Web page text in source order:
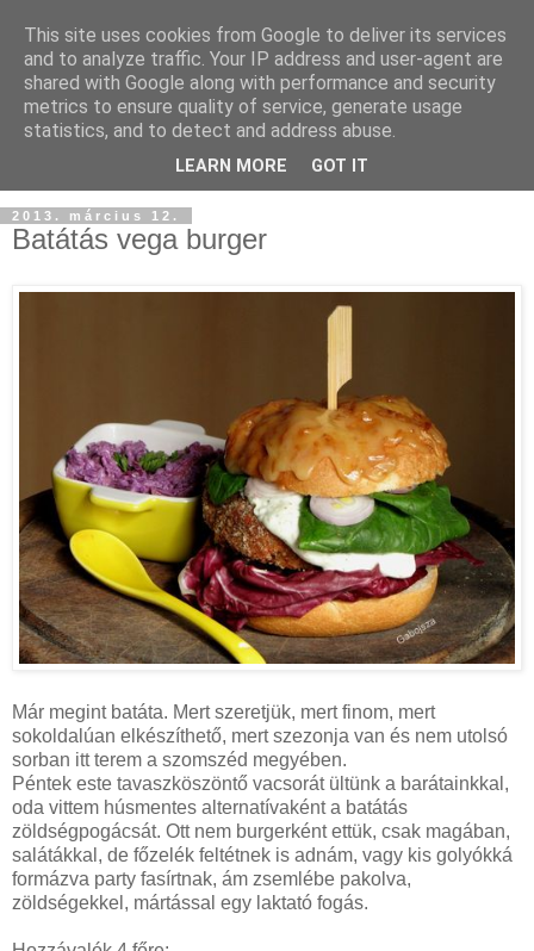
2013. március 12.
Batátás vega burger
Már megint batáta. Mert szeretjük, mert finom, mert
sokoldalúan elkészíthető, mert szezonja van és nem utolsó
sorban itt terem a szomszéd megyében.
Péntek este tavaszköszöntő vacsorát ültünk a barátainkkal,
oda vittem húsmentes alternatívaként a batátás
zöldségpogácsát. Ott nem burgerként ettük, csak magában,
salátákkal, de főzelék feltétnek is adnám, vagy kis golyókká
formázva party fasírtnak, ám zsemlébe pakolva,
zöldségekkel, mártással egy laktató fogás.
This site uses cookies from Google to deliver its services
and to analyze traffic. Your IP address and user-agent are
shared with Google along with performance and security
metrics to ensure quality of service, generate usage
statistics, and to detect and address abuse.
LEARN MORE GOT IT